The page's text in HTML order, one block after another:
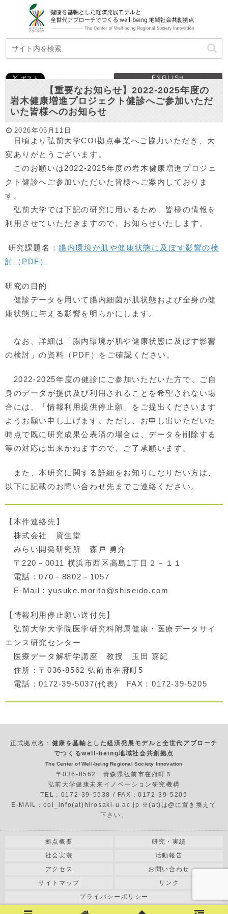
ENGLISH
【重要なお知らせ】2022-2025年度の
岩木健康増進プロジェクト健診へご参加いただ
いた皆様へのお知らせ
2026年05月11日
日頃より弘前大学COI拠点事業へご協力いただき、大
変ありがとうございます。
このお願いは2022-2025年度の岩木健康増進プロジェ
クト健診へご参加いただいた皆様へご案内しておりま
す。
弘前大学では下記の研究に用いるため、皆様の情報を
利用させていただきますので、お知らせいたします。
研究課題名： 腸内環境が肌や健康状態に及ぼす影響の検
討（PDF）
研究の目的
健診データを用いて腸内細菌が肌状態および全身の健
康状態に与える影響を明らかにします。
なお、詳細は「腸内環境が肌や健康状態に及ぼす影響
の検討」の資料（PDF）をご確認ください。
2022-2025年度の健診にご参加いただいた方で、ご自
身のデータが提供及び利用されることを希望されない場
合には、「情報利用提供停止願」をご提出くださいます
ようお願い申し上げます。ただし、お申し出いただいた
時点で既に研究成果公表済の場合は、データを削除する
等の対応は出来かねますので、ご了承願います。
また、本研究に関する詳細をお知りになりたい方は、
以下に記載のお問い合わせ先までご連絡ください。
【本件連絡先】
株式会社 資生堂
みらい開発研究所 森戸 勇介
〒220－0011 横浜市西区高島1丁目２－１１
電話：070－8802－1057
E-Mail：yusuke.morito@shiseido.com
【情報利用停止願い送付先】
弘前大学大学院医学研究科附属健康・医療データサイ
エンス研究センター
医療データ解析学講座 教授 玉田 嘉紀
住所：〒036-8562 弘前市在府町5
電話：0172-39-5037(代表) FAX：0172-39-5205
正式拠点名： 健康を基軸とした経済発展モデルと全世代アプローチ
でつくるwell-being地域社会共創拠点
The Center of Well-being Regional Society Innovation
〒036-8562 青森県弘前市在府町５
弘前大学健康未来イノベーション研究機構
TEL：0172-39-5538 / FAX：0172-39-5205
E-MAIL：coi_info(at)hirosaki-u.ac.jp ※(at)は@に置き換えて
下さい。
拠点概要
研究・実績
社会実装
活動報告
アクセス
お問い合わせ
サイトマップ
リンク
プライバシーポリシー